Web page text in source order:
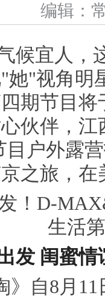
编辑
宜人，
她"视角明
期节目将
伙伴，
户外露
之旅，
闺蜜情
自8月11